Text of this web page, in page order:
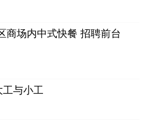
商场内中式快餐 招聘前台
工与小工